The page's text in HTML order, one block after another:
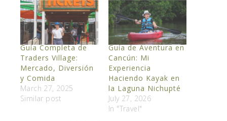
Guía Completa de
Traders Village:
Mercado, Diversión
y Comida
March 27, 2025
Similar post
Guía de Aventura en
Cancún: Mi
Experiencia
Haciendo Kayak en
la Laguna Nichupté
July 27, 2026
In "Travel"